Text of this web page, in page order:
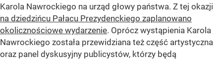
Karola Nawrockiego na urząd głowy państwa. Z tej okazji
na dziedzińcu Pałacu Prezydenckiego zaplanowano
okolicznościowe wydarzenie. Oprócz wystąpienia Karola
Nawrockiego została przewidziana też część artystyczna
oraz panel dyskusyjny publicystów, którzy będą